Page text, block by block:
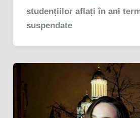
studențiilor aflați în ani
suspendate